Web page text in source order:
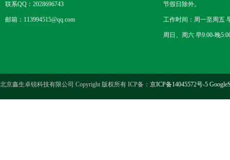
联系QQ：2028696743
邮箱：113994515@qq.com
节假日除外。
工作时间：周一至周五
周日、周六 早9:00-晚
北京鑫生卓锐科技有限公司 Copyright 版权所有 ICP备： 京ICP备14045572号-5